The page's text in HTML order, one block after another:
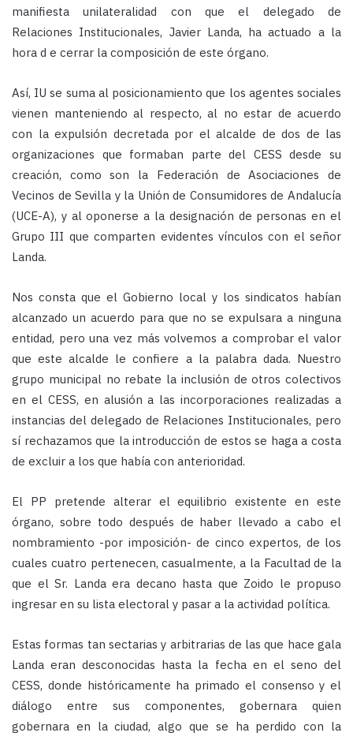
manifiesta unilateralidad con que el delegado de
Relaciones Institucionales, Javier Landa, ha actuado a la
hora d e cerrar la composición de este órgano.
Así, IU se suma al posicionamiento que los agentes sociales
vienen manteniendo al respecto, al no estar de acuerdo
con la expulsión decretada por el alcalde de dos de las
organizaciones que formaban parte del CESS desde su
creación, como son la Federación de Asociaciones de
Vecinos de Sevilla y la Unión de Consumidores de Andalucía
(UCE-A), y al oponerse a la designación de personas en el
Grupo III que comparten evidentes vínculos con el señor
Landa.
Nos consta que el Gobierno local y los sindicatos habían
alcanzado un acuerdo para que no se expulsara a ninguna
entidad, pero una vez más volvemos a comprobar el valor
que este alcalde le confiere a la palabra dada. Nuestro
grupo municipal no rebate la inclusión de otros colectivos
en el CESS, en alusión a las incorporaciones realizadas a
instancias del delegado de Relaciones Institucionales, pero
sí rechazamos que la introducción de estos se haga a costa
de excluir a los que había con anterioridad.
El PP pretende alterar el equilibrio existente en este
órgano, sobre todo después de haber llevado a cabo el
nombramiento -por imposición- de cinco expertos, de los
cuales cuatro pertenecen, casualmente, a la Facultad de la
que el Sr. Landa era decano hasta que Zoido le propuso
ingresar en su lista electoral y pasar a la actividad política.
Estas formas tan sectarias y arbitrarias de las que hace gala
Landa eran desconocidas hasta la fecha en el seno del
CESS, donde históricamente ha primado el consenso y el
diálogo entre sus componentes, gobernara quien
gobernara en la ciudad, algo que se ha perdido con la